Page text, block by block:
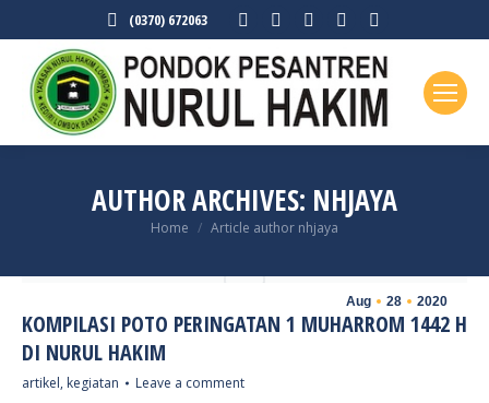
(0370) 672063
Facebook
opens
new
opens
in
new
Linkedin
opens
in
new
Rss
opens
new
opens
in
new
AUTHOR ARCHIVES: NHJAYA
You are here:
Home Article author nhjaya
Aug 28 2020
KOMPILASI POTO PERINGATAN 1 MUHARROM 1442 H
DI NURUL HAKIM
artikel, kegiatan Leave a comment